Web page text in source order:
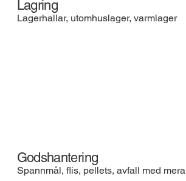
Lagring
Lagerhallar, utomhuslager, varmlager
Godshantering
Spannmål, flis, pellets, avfall med mera